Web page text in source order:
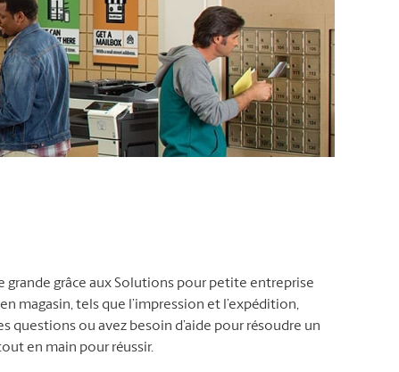
grande grâce aux Solutions pour petite entreprise
magasin, tels que l’impression et l’expédition,
questions ou avez besoin d’aide pour résoudre un
en main pour réussir.